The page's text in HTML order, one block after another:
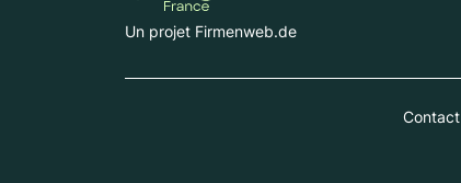
Un projet Firmenweb.de
Contact